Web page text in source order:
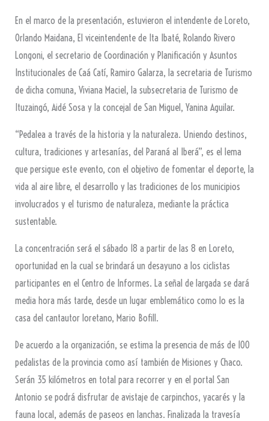
En el marco de la presentación, estuvieron el intendente de Loreto,
Orlando Maidana, El viceintendente de Ita Ibaté, Rolando Rivero
Longoni, el secretario de Coordinación y Planificación y Asuntos
Institucionales de Caá Catí, Ramiro Galarza, la secretaria de Turismo
de dicha comuna, Viviana Maciel, la subsecretaria de Turismo de
Ituzaingó, Aidé Sosa y la concejal de San Miguel, Yanina Aguilar.
“Pedalea a través de la historia y la naturaleza. Uniendo destinos,
cultura, tradiciones y artesanías, del Paraná al Iberá”, es el lema
que persigue este evento, con el objetivo de fomentar el deporte, la
vida al aire libre, el desarrollo y las tradiciones de los municipios
involucrados y el turismo de naturaleza, mediante la práctica
sustentable.
La concentración será el sábado 18 a partir de las 8 en Loreto,
oportunidad en la cual se brindará un desayuno a los ciclistas
participantes en el Centro de Informes. La señal de largada se dará
media hora más tarde, desde un lugar emblemático como lo es la
casa del cantautor loretano, Mario Bofill.
De acuerdo a la organización, se estima la presencia de más de 100
pedalistas de la provincia como así también de Misiones y Chaco.
Serán 35 kilómetros en total para recorrer y en el portal San
Antonio se podrá disfrutar de avistaje de carpinchos, yacarés y la
fauna local, además de paseos en lanchas. Finalizada la travesía